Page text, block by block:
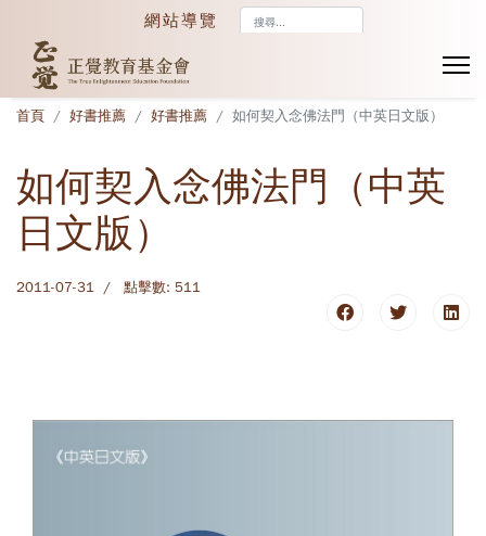
網站導覽
首頁 好書推薦 好書推薦 如何契入念佛法門（中英日文版）
如何契入念佛法門（中英
日文版）
2011-07-31 點擊數: 511